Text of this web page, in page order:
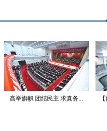
高举旗帜 团结民主 求真务...